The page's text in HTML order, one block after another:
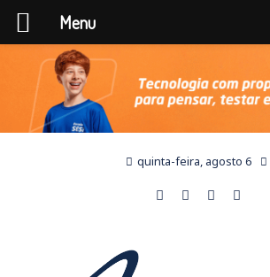
quinta-feira, agosto 6
Menu